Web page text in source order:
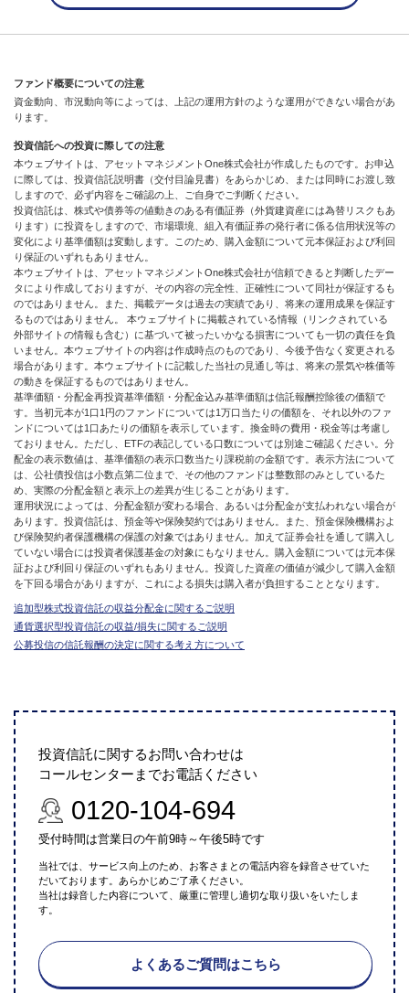
ファンド概要についての注意
資金動向、市況動向等によっては、上記の運用方針のような運用ができない場合があ
ります。
投資信託への投資に際しての注意
本ウェブサイトは、アセットマネジメントOne株式会社が作成したものです。お申込
に際しては、投資信託説明書（交付目論見書）をあらかじめ、または同時にお渡し致
しますので、必ず内容をご確認の上、ご自身でご判断ください。
投資信託は、株式や債券等の値動きのある有価証券（外貨建資産には為替リスクもあ
ります）に投資をしますので、市場環境、組入有価証券の発行者に係る信用状況等の
変化により基準価額は変動します。このため、購入金額について元本保証および利回
り保証のいずれもありません。
本ウェブサイトは、アセットマネジメントOne株式会社が信頼できると判断したデー
タにより作成しておりますが、その内容の完全性、正確性について同社が保証するも
のではありません。また、掲載データは過去の実績であり、将来の運用成果を保証す
るものではありません。 本ウェブサイトに掲載されている情報（リンクされている
外部サイトの情報も含む）に基づいて被ったいかなる損害についても一切の責任を負
いません。本ウェブサイトの内容は作成時点のものであり、今後予告なく変更される
場合があります。本ウェブサイトに記載した当社の見通し等は、将来の景気や株価等
の動きを保証するものではありません。
基準価額・分配金再投資基準価額・分配金込み基準価額は信託報酬控除後の価額で
す。当初元本が1口1円のファンドについては1万口当たりの価額を、それ以外のファ
ンドについては1口あたりの価額を表示しています。換金時の費用・税金等は考慮し
ておりません。ただし、ETFの表記している口数については別途ご確認ください。分
配金の表示数値は、基準価額の表示口数当たり課税前の金額です。表示方法について
は、公社債投信は小数点第二位まで、その他のファンドは整数部のみとしているた
め、実際の分配金額と表示上の差異が生じることがあります。
運用状況によっては、分配金額が変わる場合、あるいは分配金が支払われない場合が
あります。投資信託は、預金等や保険契約ではありません。また、預金保険機構およ
び保険契約者保護機構の保護の対象ではありません。加えて証券会社を通して購入し
ていない場合には投資者保護基金の対象にもなりません。購入金額については元本保
証および利回り保証のいずれもありません。投資した資産の価値が減少して購入金額
を下回る場合がありますが、これによる損失は購入者が負担することとなります。
追加型株式投資信託の収益分配金に関するご説明
通貨選択型投資信託の収益/損失に関するご説明
公募投信の信託報酬の決定に関する考え方について
投資信託に関するお問い合わせは
コールセンターまでお電話ください
0120-104-694
受付時間は営業日の午前9時～午後5時です
当社では、サービス向上のため、お客さまとの電話内容を録音させていた
だいております。あらかじめご了承ください。
当社は録音した内容について、厳重に管理し適切な取り扱いをいたしま
す。
よくあるご質問はこちら